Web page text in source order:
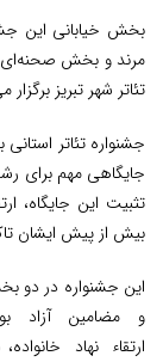
مرند و بخش صحنه‌ای
تئاتر شهر تبریز
جشنواره تئاتر استانی
جایگاهی مهم برای
تثبیت این جایگاه،
بیش از پیش ایشان
این جشنواره در دو
و مضامین آزاد
ارتقاء نهاد